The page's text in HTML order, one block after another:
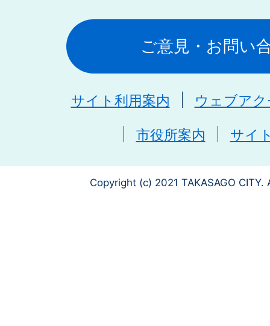
ご意見・お問い
サイト利用案内 ウェブア
市役所案内 サイ
Copyright (c) 2021 TAKASAGO CITY.